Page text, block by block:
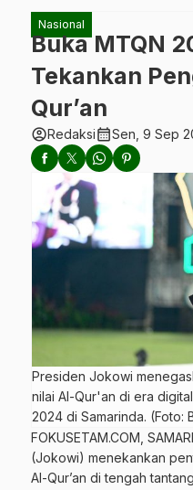
Nasional
Buka MTQN
Tekankan
Qur’an
account_circleRedaksicalendar_monthSen, 9 Sep
Presiden Jokowi
nilai Al-Qur'an di era
2024 di Samarinda. (Foto:
FOKUSETAM.COM ,
(Jokowi) menekankan
Al-Qur’an di tengah